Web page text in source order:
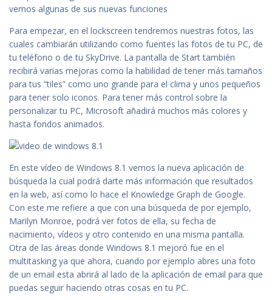
vemos algunas de sus nuevas funciones
Para empezar, en el lockscreen tendremos nuestras fotos, las
cuales cambiarán utilizando como fuentes las fotos de tu PC, de
tu teléfono o de tu SkyDrive. La pantalla de Start también
recibirá varias mejoras como la habilidad de tener más tamaños
para tus “tiles” como uno grande para el clima y unos pequeños
para tener solo iconos. Para tener más control sobre la
personalizar tu PC, Microsoft añadirá muchos más colores y
hasta fondos animados.
En este vídeo de Windows 8.1 vemos la nueva aplicación de
búsqueda la cual podrá darte más información que resultados
en la web, así como lo hace el Knowledge Graph de Google.
Con este me refiere a que con una búsqueda de por ejemplo,
Marilyn Monroe, podrá ver fotos de ella, su fecha de
nacimiento, vídeos y otro contenido en una misma pantalla.
Otra de las áreas donde Windows 8.1 mejoró fue en el
multitasking ya que ahora, cuando por ejemplo abres una foto
de un email esta abrirá al lado de la aplicación de email para que
puedas seguir haciendo otras cosas en tu PC.